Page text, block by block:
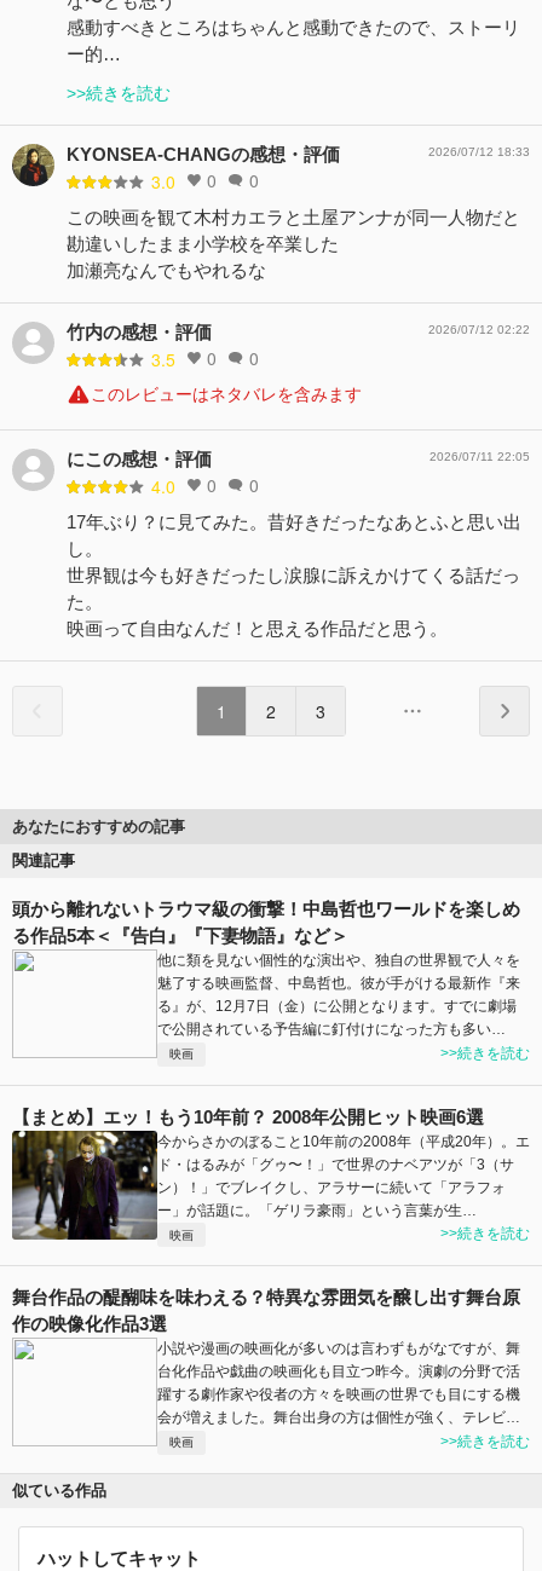
感動すべきところはちゃんと感動できたので、ストーリ
ー的…
>>続きを読む
KYONSEA-CHANGの感想・評価
3.0 0 0
2026/07/12 18:33
この映画を観て木村カエラと土屋アンナが同一人物だと
勘違いしたまま小学校を卒業した
加瀬亮なんでもやれるな
竹内の感想・評価
3.5 0 0
2026/07/12 02:22
このレビューはネタバレを含みます
にこの感想・評価
4.0 0 0
2026/07/11 22:05
17年ぶり？に見てみた。昔好きだったなあとふと思い出
し。
世界観は今も好きだったし涙腺に訴えかけてくる話だっ
た。
映画って自由なんだ！と思える作品だと思う。
1 2 3
あなたにおすすめの記事
関連記事
頭から離れないトラウマ級の衝撃！中島哲也ワールドを楽しめ
る作品5本＜『告白』『下妻物語』など＞
他に類を見ない個性的な演出や、独自の世界観で人々を
魅了する映画監督、中島哲也。彼が手がける最新作『来
る』が、12月7日（金）に公開となります。すでに劇場
で公開されている予告編に釘付けになった方も多い…
映画 >>続きを読む
【まとめ】エッ！もう10年前？ 2008年公開ヒット映画6選
今からさかのぼること10年前の2008年（平成20年）。エ
ド・はるみが「グゥ〜！」で世界のナベアツが「3（サ
ン）！」でブレイクし、アラサーに続いて「アラフォ
ー」が話題に。「ゲリラ豪雨」という言葉が生…
映画 >>続きを読む
舞台作品の醍醐味を味わえる？特異な雰囲気を醸し出す舞台原
作の映像化作品3選
小説や漫画の映画化が多いのは言わずもがなですが、舞
台化作品や戯曲の映画化も目立つ昨今。演劇の分野で活
躍する劇作家や役者の方々を映画の世界でも目にする機
会が増えました。舞台出身の方は個性が強く、テレビ…
映画 >>続きを読む
似ている作品
ハットしてキャット